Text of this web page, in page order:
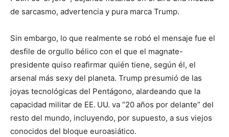
de sarcasmo, advertencia y pura marca Trump.
Sin embargo, lo que realmente se robó el mensaje fue el
desfile de orgullo bélico con el que el magnate-
presidente quiso reafirmar quién tiene, según él, el
arsenal más sexy del planeta. Trump presumió de las
joyas tecnológicas del Pentágono, alardeando que la
capacidad militar de EE. UU. va “20 años por delante” del
resto del mundo, incluyendo, por supuesto, a sus viejos
conocidos del bloque euroasiático.